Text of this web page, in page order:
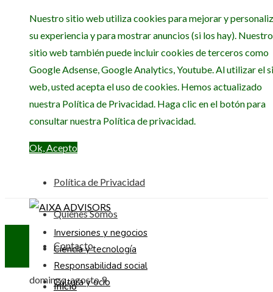
Nuestro sitio web utiliza cookies para mejorar y
su experiencia y para mostrar anuncios (si los hay). Nuestro
sitio web también puede incluir cookies de terceros como
Google Adsense, Google Analytics, Youtube. Al utilizar el
web, usted acepta el uso de cookies. Hemos actualizado
nuestra Política de Privacidad. Haga clic en el botón para
consultar nuestra Política de privacidad.
Ok, Acepto
Política de Privacidad
Quiénes Somos
Contacto
domingo, agosto 9
Inversiones y negocios
Ciencia y tecnología
Responsabilidad social
Cultura y ocio
Inicio